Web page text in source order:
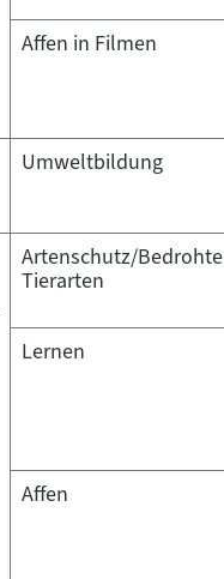
Affen in Filmen
Umweltbildung
Artenschutz/Bedrohte
Tierarten
Lernen
Affen